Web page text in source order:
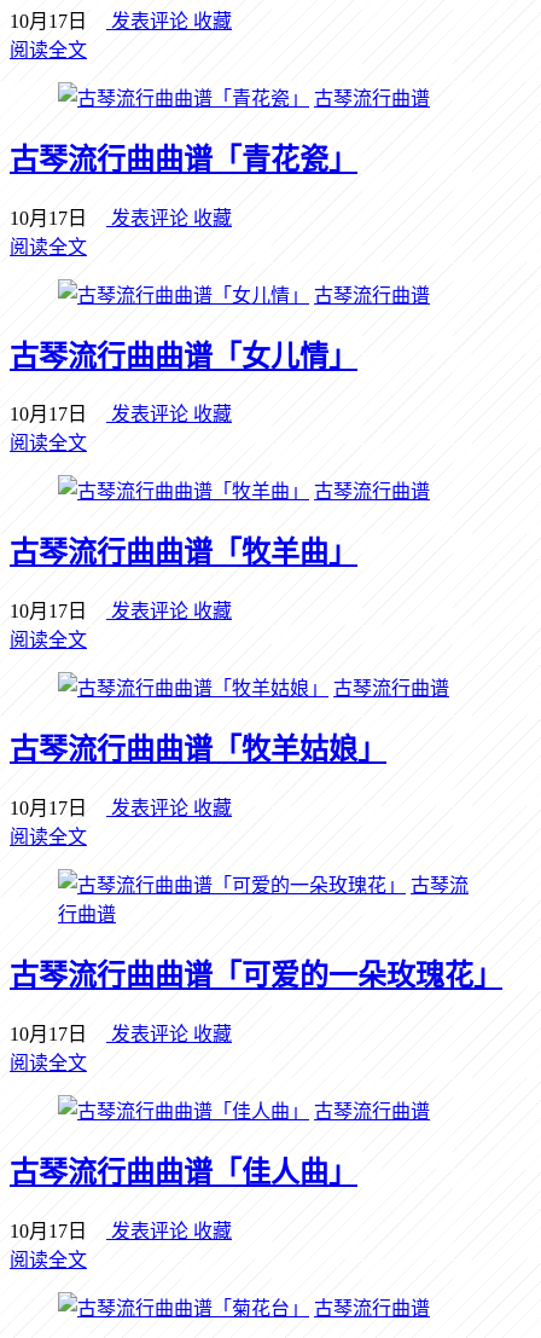
10月17日 发表评论 收藏
阅读全文
古琴流行曲谱
古琴流行曲曲谱「青花瓷」
10月17日 发表评论 收藏
阅读全文
古琴流行曲谱
古琴流行曲曲谱「女儿情」
10月17日 发表评论 收藏
阅读全文
古琴流行曲谱
古琴流行曲曲谱「牧羊曲」
10月17日 发表评论 收藏
阅读全文
古琴流行曲谱
古琴流行曲曲谱「牧羊姑娘」
10月17日 发表评论 收藏
阅读全文
古琴流
行曲谱
古琴流行曲曲谱「可爱的一朵玫瑰花」
10月17日 发表评论 收藏
阅读全文
古琴流行曲谱
古琴流行曲曲谱「佳人曲」
10月17日 发表评论 收藏
阅读全文
古琴流行曲谱